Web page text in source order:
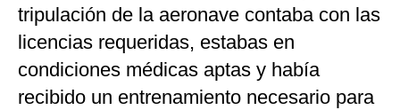
tripulación de la aeronave contaba con las
licencias requeridas, estabas en
condiciones médicas aptas y había
recibido un entrenamiento necesario para